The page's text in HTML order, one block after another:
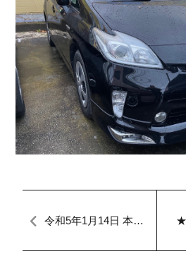
令和5年1月14日 本日
★